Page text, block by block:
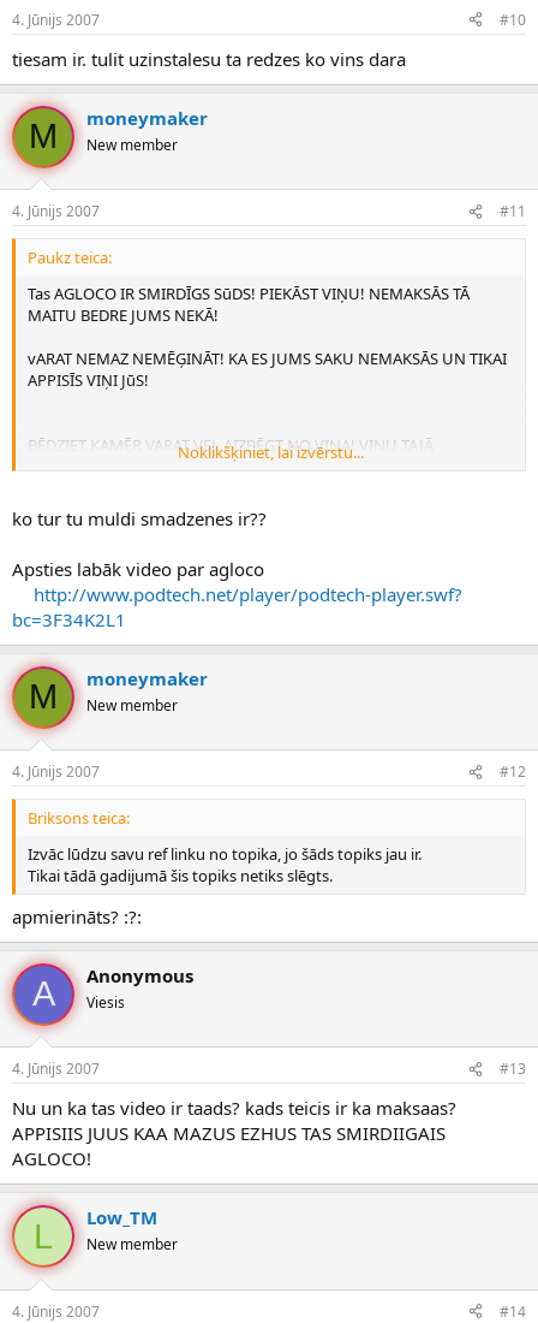
4. Jūnijs 2007 #10
tiesam ir. tulit uzinstalesu ta redzes ko vins dara
M moneymaker
New member
4. Jūnijs 2007 #11
Paukz teica:
Tas AGLOCO IR SMIRDĪGS SūDS! PIEKĀST VIŅU! NEMAKSĀS TĀ
MAITU BEDRE JUMS NEKĀ!
vARAT NEMAZ NEMĒĢINĀT! KA ES JUMS SAKU NEMAKSĀS UN TIKAI
APPISĪS VIŅI JūS!
BĒDZIET KAMĒR VARAT VEL AIZBĒGT NO VIŅA! VIŅU TAJĀ
SURFBĀRĀ IR TROJĀNS IEBĀZTS IEKŠĀ KAS VISU JūSU RAKSTĪTO
MĒRĀ!
Noklikšķiniet, lai izvērstu...
ko tur tu muldi smadzenes ir??
Apsties labāk video par agloco
http://www.podtech.net/player/podtech-player.swf?
bc=3F34K2L1
M moneymaker
New member
4. Jūnijs 2007 #12
Briksons teica:
Izvāc lūdzu savu ref linku no topika, jo šāds topiks jau ir.
Tikai tādā gadijumā šis topiks netiks slēgts.
apmierināts? :?:
A Anonymous
Viesis
4. Jūnijs 2007 #13
Nu un ka tas video ir taads? kads teicis ir ka maksaas?
APPISIIS JUUS KAA MAZUS EZHUS TAS SMIRDIIGAIS
AGLOCO!
L Low_TM
New member
4. Jūnijs 2007 #14